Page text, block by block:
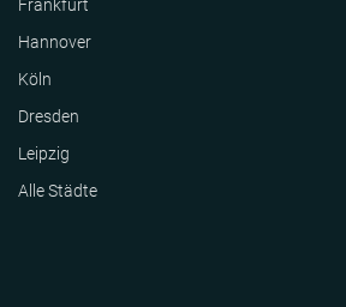
Frankfurt
Hannover
Köln
Dresden
Leipzig
Alle Städte